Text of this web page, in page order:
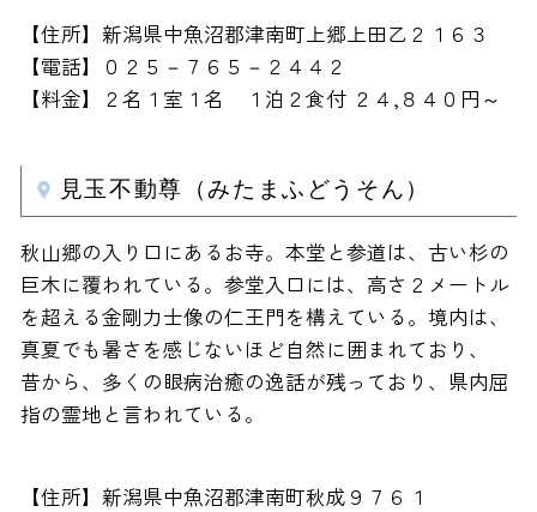
【住所】新潟県中魚沼郡津南町上郷上田乙２１６３
【電話】０２５－７６５－２４４２
【料金】２名１室１名 １泊２食付 ２４,８４０円～
見玉不動尊（みたまふどうそん）
秋山郷の入り口にあるお寺。本堂と参道は、古い杉の
巨木に覆われている。参堂入口には、高さ２メートル
を超える金剛力士像の仁王門を構えている。境内は、
真夏でも暑さを感じないほど自然に囲まれており、
昔から、多くの眼病治癒の逸話が残っており、県内屈
指の霊地と言われている。
【住所】新潟県中魚沼郡津南町秋成９７６１